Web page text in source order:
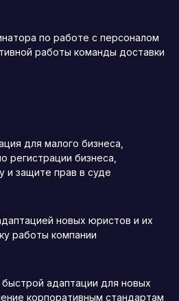
по работе с персоналом
работы команды доставки
для малого бизнеса,
регистрации бизнеса,
и защите прав в суде
новых юристов и их
работы компании
адаптации для новых
корпоративным стандартам